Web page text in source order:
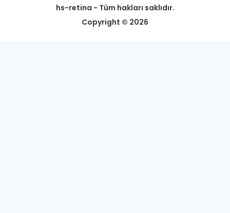
hs-retina - Tüm hakları saklıdır.
Copyright © 2026